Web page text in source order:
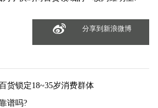
分享到新浪微博
货锁定18~35岁消费群体
谱吗?